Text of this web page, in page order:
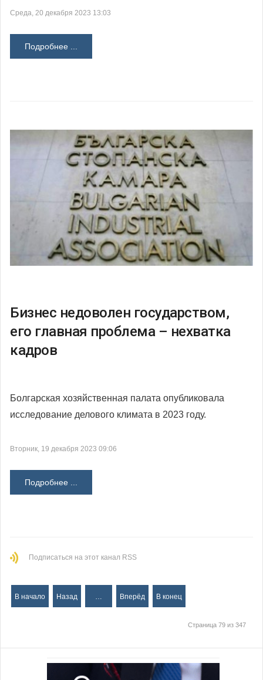
Среда, 20 декабря 2023 13:03
Подробнее ...
Бизнес недоволен государством,
его главная проблема – нехватка
кадров
Болгарская хозяйственная палата опубликовала
исследование делового климата в 2023 году.
Вторник, 19 декабря 2023 09:06
Подробнее ...
Подписаться на этот канал RSS
В начало Назад Вперёд В конец
Страница 79 из 347